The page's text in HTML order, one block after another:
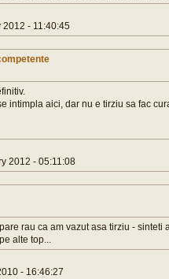
- 11:40:45
intimpla aici, dar nu e tirziu sa fac
2012 - 05:11:08
rau ca am vazut asa tirziu -
alte top...
- 16:46:27